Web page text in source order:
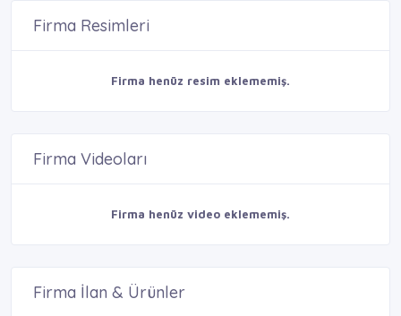
Firma Resimleri
Firma henüz resim eklememiş.
Firma Videoları
Firma henüz video eklememiş.
Firma İlan & Ürünler